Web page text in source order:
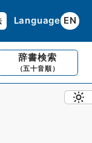
Language EN
辞書検索
（五十音順）